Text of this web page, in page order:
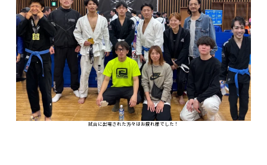
試合に出場された方々はお疲れ様でした！